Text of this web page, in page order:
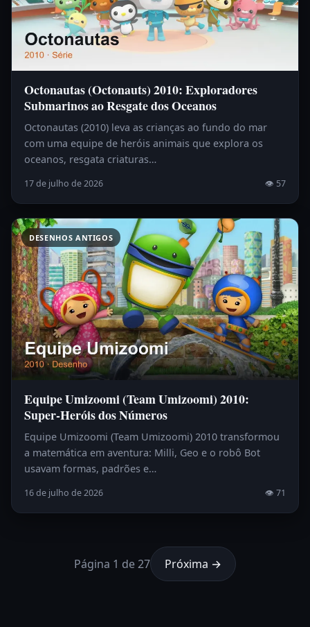
Octonautas (Octonauts) 2010: Exploradores
Submarinos ao Resgate dos Oceanos
Octonautas (2010) leva as crianças ao fundo do mar
com uma equipe de heróis animais que explora os
oceanos, resgata criaturas…
17 de julho de 2026 👁 57
DESENHOS ANTIGOS
Equipe Umizoomi (Team Umizoomi) 2010:
Super-Heróis dos Números
Equipe Umizoomi (Team Umizoomi) 2010 transformou
a matemática em aventura: Milli, Geo e o robô Bot
usavam formas, padrões e…
16 de julho de 2026 👁 71
Página 1 de 27 Próxima →